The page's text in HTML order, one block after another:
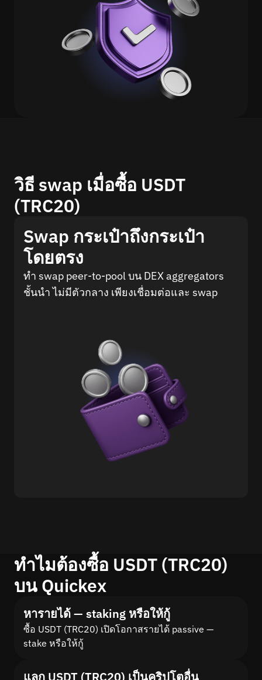
วิธี swap เมื่อซื้อ USDT
(TRC20)
Swap กระเป๋าถึงกระเป๋า
โดยตรง
ทำ swap peer-to-pool บน DEX aggregators
ชั้นนำ ไม่มีตัวกลาง เพียงเชื่อมต่อและ swap
ทำไมต้องซื้อ USDT (TRC20)
บน Quickex
หารายได้ — staking หรือให้กู้
ซื้อ USDT (TRC20) เปิดโอกาสรายได้ passive —
stake หรือให้กู้
แลก USDT (TRC20) เป็นคริปโตอื่น